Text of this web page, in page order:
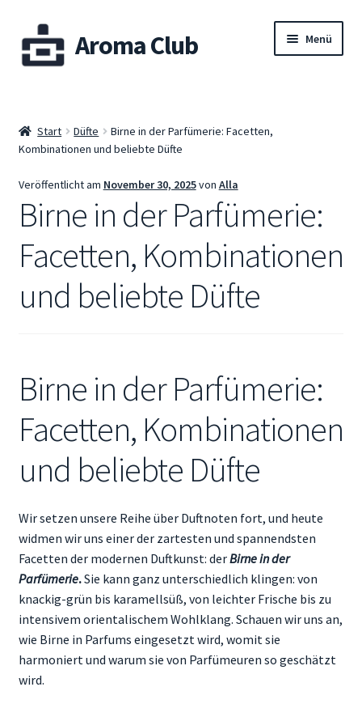
Navigation
springen
Zum
Inhalt
springen
Aroma Club Menü
Shop
Damendüfte
Herrendüfte
Unisex-Düfte
Sets
Mein Konto
Aroma Blog
Duftberatung & FAQ
Start
Düfte
Birne in der Parfümerie: Facetten,
Kombinationen und beliebte Düfte
Veröffentlicht am November 30, 2025von Alla
Birne in der Parfümerie:
Facetten, Kombinationen
und beliebte Düfte
Birne in der Parfümerie:
Facetten, Kombinationen
und beliebte Düfte
Wir setzen unsere Reihe über Duftnoten fort, und heute
widmen wir uns einer der zartesten und spannendsten
Facetten der modernen Duftkunst: derBirne in der
Parfümerie.Sie kann ganz unterschiedlich klingen: von
knackig-grün bis karamellsüß, von leichter Frische bis zu
intensivem orientalischem Wohlklang. Schauen wir uns an,
wie Birne in Parfums eingesetzt wird, womit sie
harmoniert und warum sie von Parfümeuren so geschätzt
wird.